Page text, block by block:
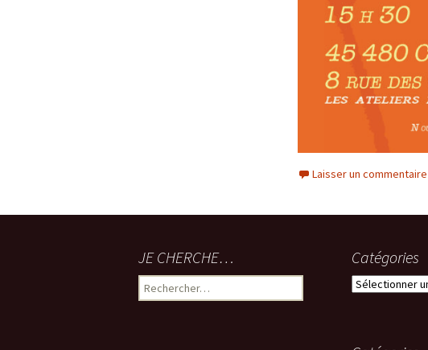
Laisser un commentaire
JE CHERCHE…
Rechercher :
Catégories
Catégories